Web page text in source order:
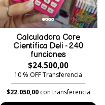
Calculadora Core
Científica Deli - 240
funciones
$24.500,00
10 % OFF Transferencia
$22.050,00con transferencia